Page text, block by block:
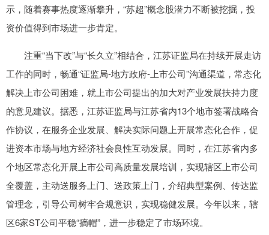
示，随着赛事热度逐渐攀升，“苏超”概念股潜力不断被挖掘，投
资价值得到市场进一步肯定。
注重“当下改”与“长久立”相结合，江苏证监局在持续开展走访
工作的同时，畅通“证监局-地方政府-上市公司”沟通渠道，常态化
解决上市公司困难，就上市公司提出的加大对产业发展扶持力度
的意见建议。据悉，江苏证监局与江苏省内13个地市签署战略合
作协议，在服务企业发展、解决实际问题上开展常态化合作，促
进资本市场与地方经济社会良性互动发展。同时，在江苏省内多
个地区常态化开展上市公司高质量发展培训，实现辖区上市公司
全覆盖，主动送服务上门、送政策上门，介绍典型案例、传达监
管理念，引导公司树牢合规意识，实现稳健发展。今年以来，辖
区6家ST公司平稳“摘帽”，进一步稳定了市场环境。